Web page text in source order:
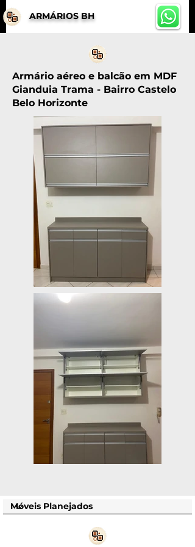
ARMÁRIOS BH
Armário aéreo e balcão em MDF
Gianduia Trama - Bairro Castelo
Belo Horizonte